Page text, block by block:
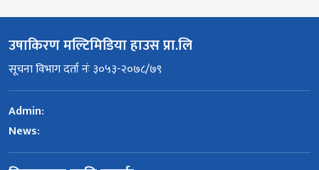
उषाकिरण मल्टिमिडिया हाउस प्रा.लि
सूचना विभाग दर्ता नंः ३०५३-२०७८/७९
Admin:
News: